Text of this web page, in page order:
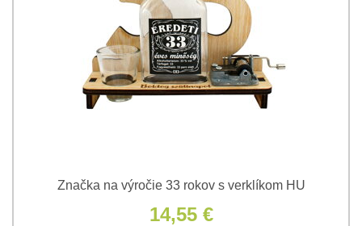
Značka na výročie 33 rokov s verklíkom HU
14,55 €